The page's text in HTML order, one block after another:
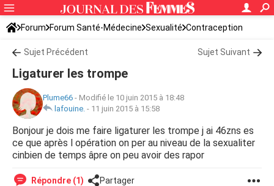
Forum Forum Santé-Médecine Sexualité Contraception
Sujet Précédent Sujet Suivant
Ligaturer les trompe
Plume66 - Modifié le 10 juin 2015 à 18:48
lafouine. - 11 juin 2015 à 15:58
Bonjour je dois me faire ligaturer les trompe j ai 46zns es
ce que après l opération on per au niveau de la sexualiter
cinbien de temps âpre on peu avoir des rapor
Répondre (1) Partager